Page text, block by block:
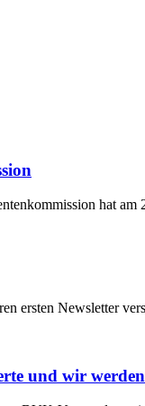
hat
ersten Newsletter
und wir